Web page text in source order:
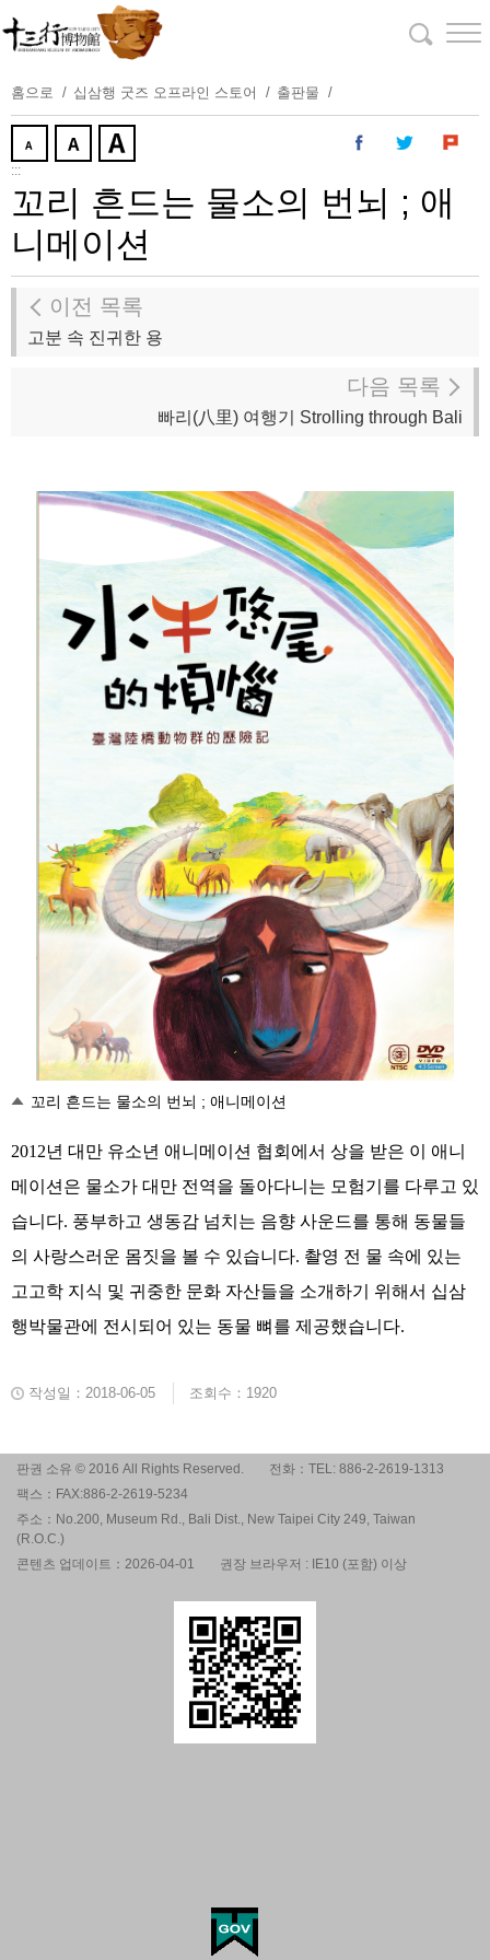
요
용
보
홈으로 십삼행 굿즈 오프라인 스토어 출판물
:::
꼬리 흔드는 물소의 번뇌 ; 애
니메이션
이전 목록
고분 속 진귀한 용
다음 목록
빠리(八里) 여행기 Strolling through Bali
꼬리 흔드는 물소의 번뇌 ; 애니메이션
2012년 대만 유소년 애니메이션 협회에서 상을 받은 이
애니
메이션은 물소가 대만 전역을 돌아다니는 모험기를 다루고 있
습니다. 풍부하고 생동감 넘치는 음향 사운드를 통해 동물들
의 사랑스러운 몸짓을 볼 수 있습니다. 촬영 전 물 속에 있는
고고학 지식 및 귀중한 문화 자산들을 소개하기 위해서 십삼
행박물관에 전시되어 있는 동물 뼈를 제공했습니다.
작성일：2018-06-05 조회수：1920
판권 소유 © 2016 All Rights Reserved.
전화：TEL: 886-2-2619-1313
팩스：FAX:886-2-2619-5234
주소：No.200, Museum Rd., Bali Dist., New Taipei City 249, Taiwan
(R.O.C.)
콘텐츠 업데이트：2026-04-01
권장 브라우저 : IE10 (포함) 이상